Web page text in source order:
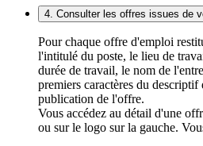
4. Consulter les offres issues de
Pour chaque offre d'emploi
l'intitulé du poste, le lieu de
durée de travail, le nom de
premiers caractères du descriptif
publication de l'offre.
Vous accédez au détail d'une
ou sur le logo sur la gauche.